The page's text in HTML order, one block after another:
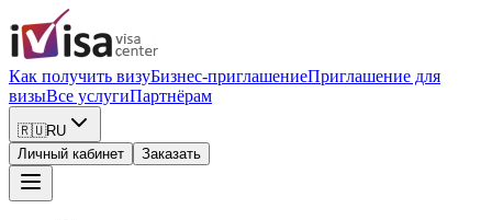
Как получить визуБизнес-приглашениеПриглашение для
визыВсе услугиПартнёрам
🇷🇺RU
Личный кабинет
Заказать